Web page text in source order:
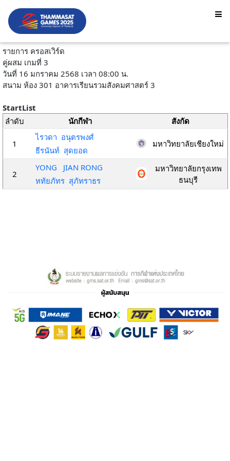
รายการ ครอสเวิร์ด
คู่ผสม เกมที่ 3
วันที่ 16 มกราคม 2568 เวลา 08:00 น.
สนาม ห้อง 301 อาคารเรียนรวมสังคมศาสตร์ 3
StartList
ลำดับ
นักกีฬา สังกัด
1
ไรวดา อนุตรพงศ์
ธีรนันท์ สุดยอด
มหาวิทยาลัยเชียงใหม่
2
YONG JIAN RONG
หทัยภัทร สุภัทราธร
มหาวิทยาลัยกรุงเทพ
ธนบุรี